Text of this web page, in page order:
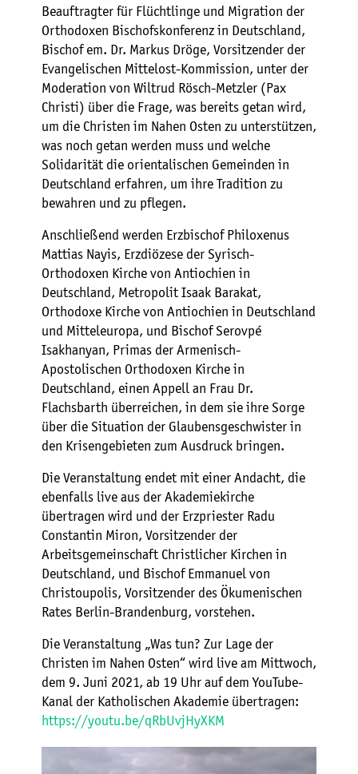
Beauftragter für Flüchtlinge und Migration der
Orthodoxen Bischofskonferenz in Deutschland,
Bischof em. Dr. Markus Dröge, Vorsitzender der
Evangelischen Mittelost-Kommission, unter der
Moderation von Wiltrud Rösch-Metzler (Pax
Christi) über die Frage, was bereits getan wird,
um die Christen im Nahen Osten zu unterstützen,
was noch getan werden muss und welche
Solidarität die orientalischen Gemeinden in
Deutschland erfahren, um ihre Tradition zu
bewahren und zu pflegen.
Anschließend werden Erzbischof Philoxenus
Mattias Nayis, Erzdiözese der Syrisch-
Orthodoxen Kirche von Antiochien in
Deutschland, Metropolit Isaak Barakat,
Orthodoxe Kirche von Antiochien in Deutschland
und Mitteleuropa, und Bischof Serovpé
Isakhanyan, Primas der Armenisch-
Apostolischen Orthodoxen Kirche in
Deutschland, einen Appell an Frau Dr.
Flachsbarth überreichen, in dem sie ihre Sorge
über die Situation der Glaubensgeschwister in
den Krisengebieten zum Ausdruck bringen.
Die Veranstaltung endet mit einer Andacht, die
ebenfalls live aus der Akademiekirche
übertragen wird und der Erzpriester Radu
Constantin Miron, Vorsitzender der
Arbeitsgemeinschaft Christlicher Kirchen in
Deutschland, und Bischof Emmanuel von
Christoupolis, Vorsitzender des Ökumenischen
Rates Berlin-Brandenburg, vorstehen.
Die Veranstaltung „Was tun? Zur Lage der
Christen im Nahen Osten“ wird live am Mittwoch,
dem 9. Juni 2021, ab 19 Uhr auf dem YouTube-
Kanal der Katholischen Akademie übertragen:
https://youtu.be/qRbUvjHyXKM